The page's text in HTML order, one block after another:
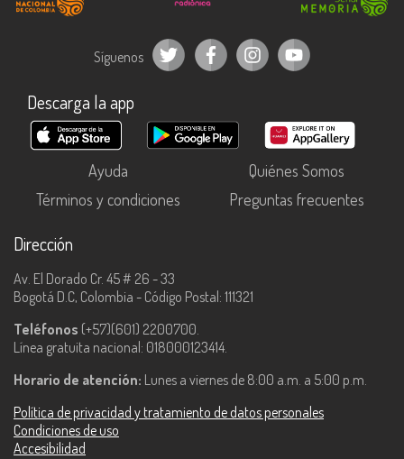
Síguenos
Descarga la app
Ayuda
Quiénes Somos
Términos y condiciones
Preguntas frecuentes
Dirección
Av. El Dorado Cr. 45 # 26 - 33
Bogotá D.C, Colombia - Código Postal: 111321
Teléfonos (+57)(601) 2200700.
Línea gratuita nacional: 018000123414.
Horario de atención: Lunes a viernes de 8:00 a.m. a 5:00 p.m.
Política de privacidad y tratamiento de datos personales
Condiciones de uso
Accesibilidad